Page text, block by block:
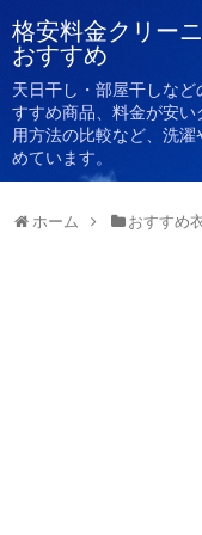
格安料金クリー
おすすめ
天日干し・部屋干しな
すすめ商品、料金が安
用方法の比較など、洗
めています。
ホーム おすすめ